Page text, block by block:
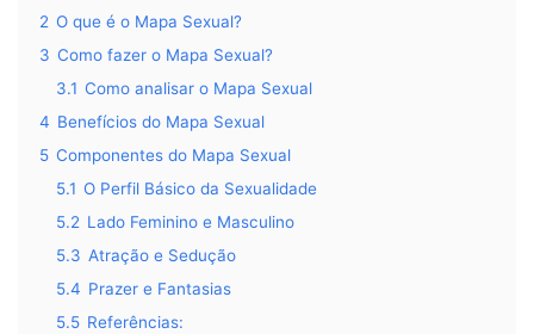
2 O que é o Mapa Sexual?
3 Como fazer o Mapa Sexual?
3.1 Como analisar o Mapa Sexual
4 Benefícios do Mapa Sexual
5 Componentes do Mapa Sexual
5.1 O Perfil Básico da Sexualidade
5.2 Lado Feminino e Masculino
5.3 Atração e Sedução
5.4 Prazer e Fantasias
5.5 Referências: